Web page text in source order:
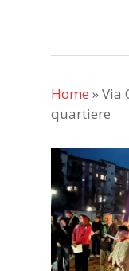
Home »Via
quartiere